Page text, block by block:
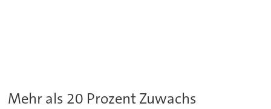
Mehr als 20 Prozent Zuwachs